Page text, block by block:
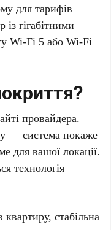
для тарифів
гігабітними
Wi-Fi 5 або Wi-Fi
провайдера.
— система покаже
для вашої локації.
технологія
стабільна